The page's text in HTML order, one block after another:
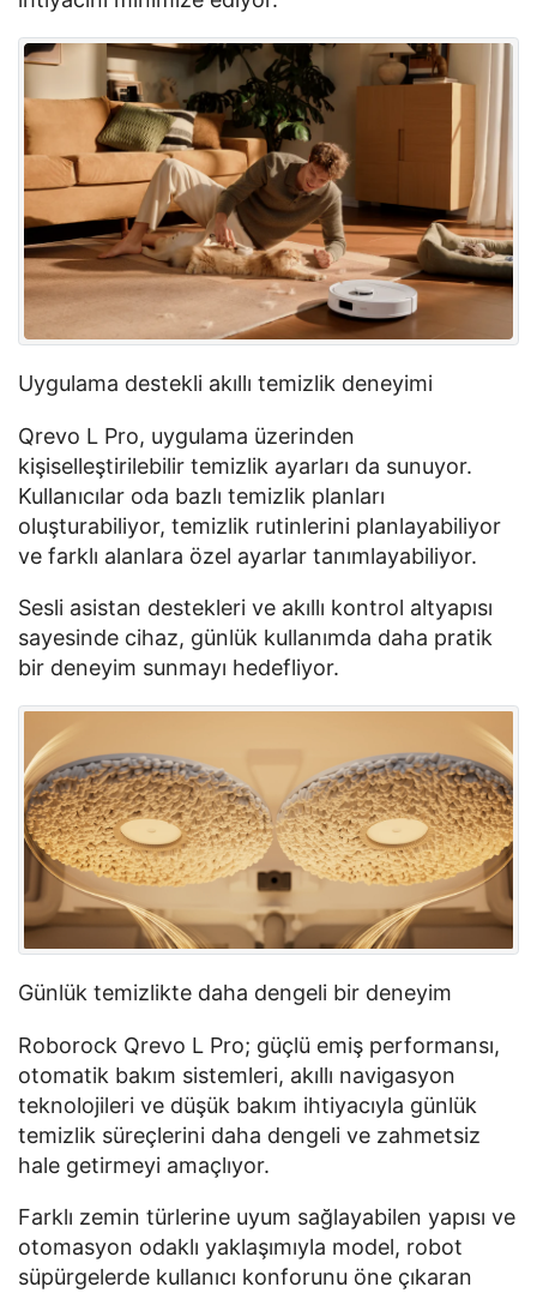
Uygulama destekli akıllı temizlik deneyimi
Qrevo L Pro, uygulama üzerinden
kişiselleştirilebilir temizlik ayarları da sunuyor.
Kullanıcılar oda bazlı temizlik planları
oluşturabiliyor, temizlik rutinlerini planlayabiliyor
ve farklı alanlara özel ayarlar tanımlayabiliyor.
Sesli asistan destekleri ve akıllı kontrol altyapısı
sayesinde cihaz, günlük kullanımda daha pratik
bir deneyim sunmayı hedefliyor.
Günlük temizlikte daha dengeli bir deneyim
Roborock Qrevo L Pro; güçlü emiş performansı,
otomatik bakım sistemleri, akıllı navigasyon
teknolojileri ve düşük bakım ihtiyacıyla günlük
temizlik süreçlerini daha dengeli ve zahmetsiz
hale getirmeyi amaçlıyor.
Farklı zemin türlerine uyum sağlayabilen yapısı ve
otomasyon odaklı yaklaşımıyla model, robot
süpürgelerde kullanıcı konforunu öne çıkaran